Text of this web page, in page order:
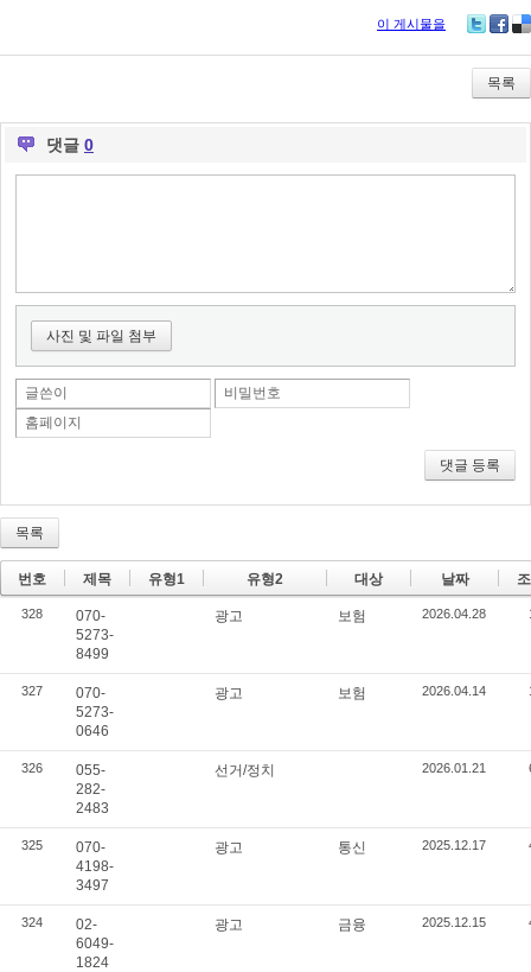
이 게시물을
itte ce
bo
ok
lici
ou
s
목록
댓글 0
사진 및 파일 첨부
글쓴이
비밀번호
홈페이지
댓글 등록
목록
번호 제목 유형1 유형2 대상 날짜
328
070-
5273-
8499
광고 보험 2026.04.28
327
070-
5273-
0646
광고 보험 2026.04.14
326
055-
282-
2483
선거/정치 2026.01.21
325
070-
4198-
3497
광고 통신 2025.12.17
324
02-
6049-
1824
광고 금융 2025.12.15